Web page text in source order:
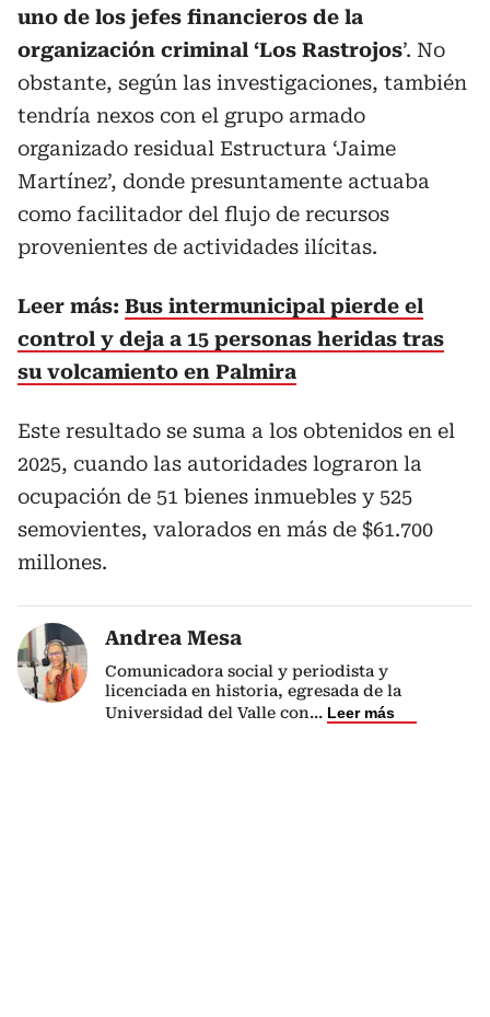
uno de los jefes financieros de la
organización criminal ‘Los Rastrojos’. No
obstante, según las investigaciones, también
tendría nexos con el grupo armado
organizado residual Estructura ‘Jaime
Martínez’, donde presuntamente actuaba
como facilitador del flujo de recursos
provenientes de actividades ilícitas.
Leer más: Bus intermunicipal pierde el
control y deja a 15 personas heridas tras
su volcamiento en Palmira
Este resultado se suma a los obtenidos en el
2025, cuando las autoridades lograron la
ocupación de 51 bienes inmuebles y 525
semovientes, valorados en más de $61.700
millones.
Andrea Mesa
Comunicadora social y periodista y
licenciada en historia, egresada de la
Universidad del Valle con... Leer más